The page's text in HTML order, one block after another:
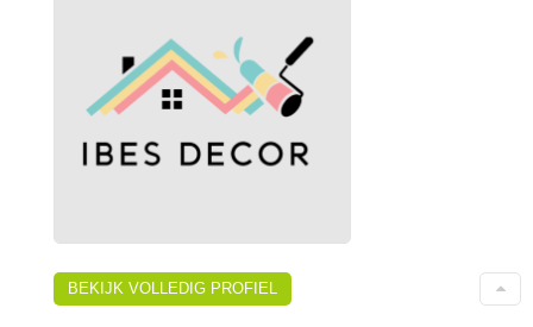
BEKIJK VOLLEDIG PROFIEL